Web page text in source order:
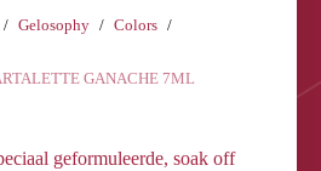
Gelosophy
Colors
GANACHE 7ML
geformuleerde, soak off